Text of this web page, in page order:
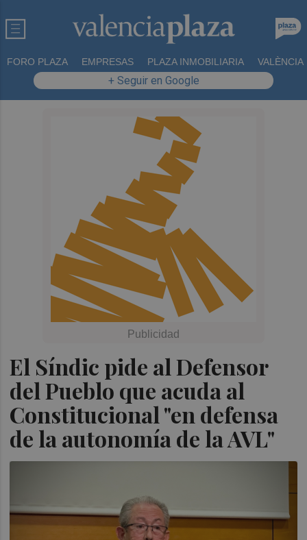
FORO PLAZA EMPRESAS PLAZA INMOBILIARIA VALÈNCIA
+ Seguir en Google
El Síndic pide al Defensor
del Pueblo que acuda al
Constitucional "en defensa
de la autonomía de la AVL"